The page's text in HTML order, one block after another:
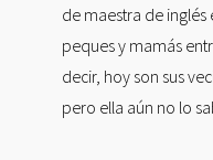
de maestra de
peques y mamás
decir, hoy son sus
pero ella aún no lo